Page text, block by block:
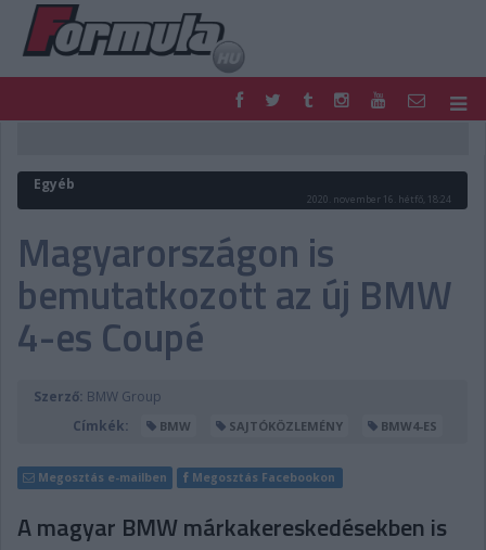
FORMULA
MOTOR
PODCAST
SHOP
LIVE
TIPPJÁTÉK
DIGITÁLIS MAGAZIN
PONTÁLLÁSOK
VERSENYNAPTÁRAK
Egyéb
2020. november 16. hétfő, 18:24
Magyarországon is
bemutatkozott az új BMW
4-es Coupé
Szerző: BMW Group
Címkék:
BMW SAJTÓKÖZLEMÉNY BMW4-ES
Megosztás e-mailben Megosztás Facebookon
A magyar BMW márkakereskedésekben is